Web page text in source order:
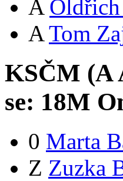
A
A Tom
KSČM (A
se: 18M
0 Marta
Z Zuzka